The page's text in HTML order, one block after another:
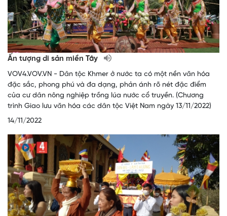
Ấn tượng di sản miền Tây
VOV4.VOV.VN - Dân tộc Khmer ở nước ta có một nền văn hóa
đặc sắc, phong phú và đa dạng, phản ánh rõ nét đặc điểm
của cư dân nông nghiệp trồng lúa nước cổ truyền. (Chương
trình Giao lưu văn hóa các dân tộc Việt Nam ngày 13/11/2022)
14/11/2022